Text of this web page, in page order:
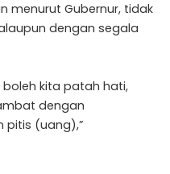
menurut Gubernur, tidak
dengan segala
boleh kita patah hati,
dengan
pitis (uang),”